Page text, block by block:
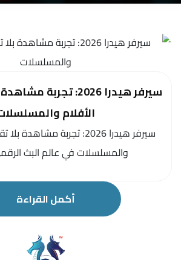
سيرفر هيدرا 2026:
الأفلام
سيرفر هيدرا 2026: تجربة
والمسلسلات في عالم البث
أكمل القراءة